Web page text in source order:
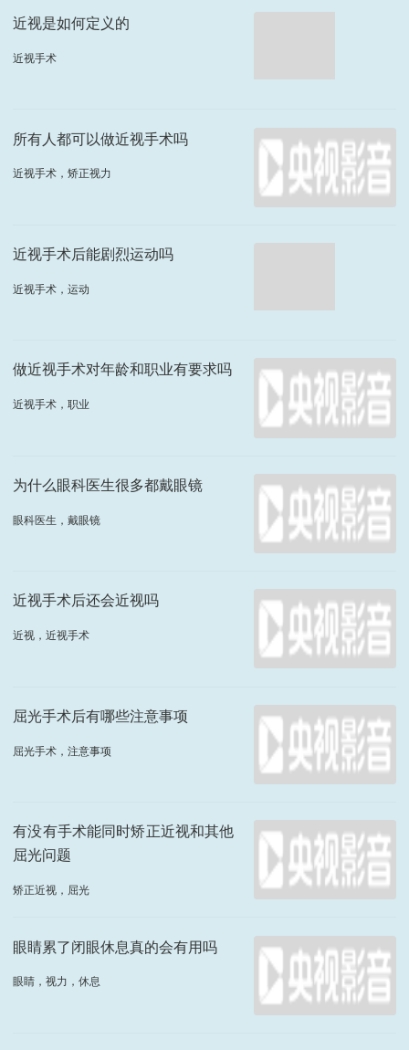
近视是如何定义的
近视手术
所有人都可以做近视手术吗
近视手术，矫正视力
近视手术后能剧烈运动吗
近视手术，运动
做近视手术对年龄和职业有要求吗
近视手术，职业
为什么眼科医生很多都戴眼镜
眼科医生，戴眼镜
近视手术后还会近视吗
近视，近视手术
屈光手术后有哪些注意事项
屈光手术，注意事项
有没有手术能同时矫正近视和其他
屈光问题
矫正近视，屈光
眼睛累了闭眼休息真的会有用吗
眼睛，视力，休息